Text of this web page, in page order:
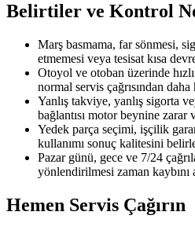
Belirtiler ve Kontrol
Marş basmama, far sönmesi,
etmemesi veya tesisat kısa
Otoyol ve otoban üzerinde
normal servis çağrısından daha
Yanlış takviye, yanlış sigorta
bağlantısı motor beynine zarar
Yedek parça seçimi, işçilik
kullanımı sonuç kalitesini
Pazar günü, gece ve 7/24
yönlendirilmesi zaman kaybını
Hemen Servis Çağırın